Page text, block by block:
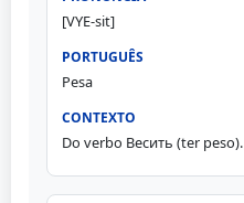
[VYE-sit]
Pesa
Do verbo Весить (ter peso).